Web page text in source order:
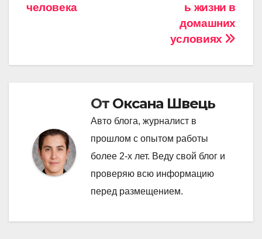
записям
ь жизни в
домашних
условиях
человека
От Оксана Швець
Авто блога, журналист в
прошлом с опытом работы
более 2-х лет. Веду свой блог и
проверяю всю информацию
перед размещением.